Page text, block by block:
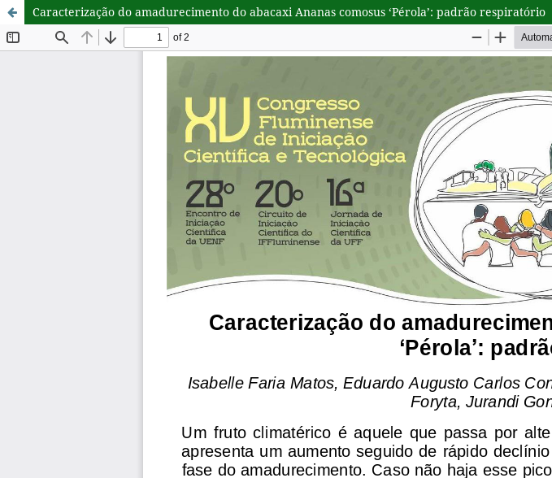
Caracterização do amadurecimento do abacaxi Ananas comosus ‘Pérola’: padrão respiratório